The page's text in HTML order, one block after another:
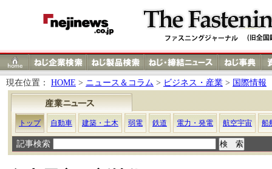
現在位置： HOME > ニュース＆コラム > ビジネス・産業 > 国際情報
トップ 自動車 建築・土木 弱電 鉄道 電力・発電 航空宇宙 船
記事検索